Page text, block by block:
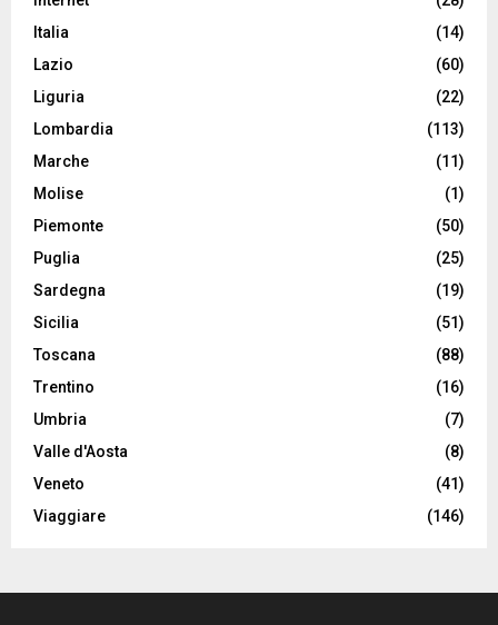
Italia
(14)
Lazio
(60)
Liguria
(22)
Lombardia
(113)
Marche
(11)
Molise
(1)
Piemonte
(50)
Puglia
(25)
Sardegna
(19)
Sicilia
(51)
Toscana
(88)
Trentino
(16)
Umbria
(7)
Valle d'Aosta
(8)
Veneto
(41)
Viaggiare
(146)